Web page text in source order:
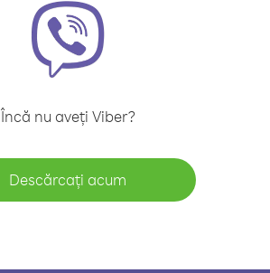
Încă nu aveți Viber?
Descărcați acum